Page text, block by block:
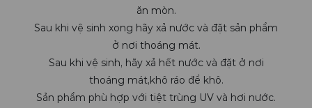
ăn mòn.
Sau khi vệ sinh xong hãy xả nước và đặt sản phẩm
ở nơi thoáng mát.
Sau khi vệ sinh, hãy xả hết nước và đặt ở nơi
thoáng mát,khô ráo để khô.
Sản phẩm phù hợp với tiệt trùng UV và hơi nước.